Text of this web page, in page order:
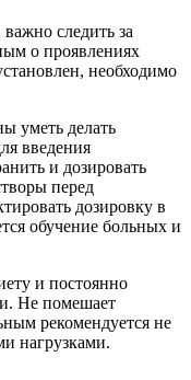
следить за
о проявлениях
необходимо
уметь делать
введения
и дозировать
перед
дозировку в
обучение больных и
и постоянно
Не помешает
рекомендуется не
нагрузками.